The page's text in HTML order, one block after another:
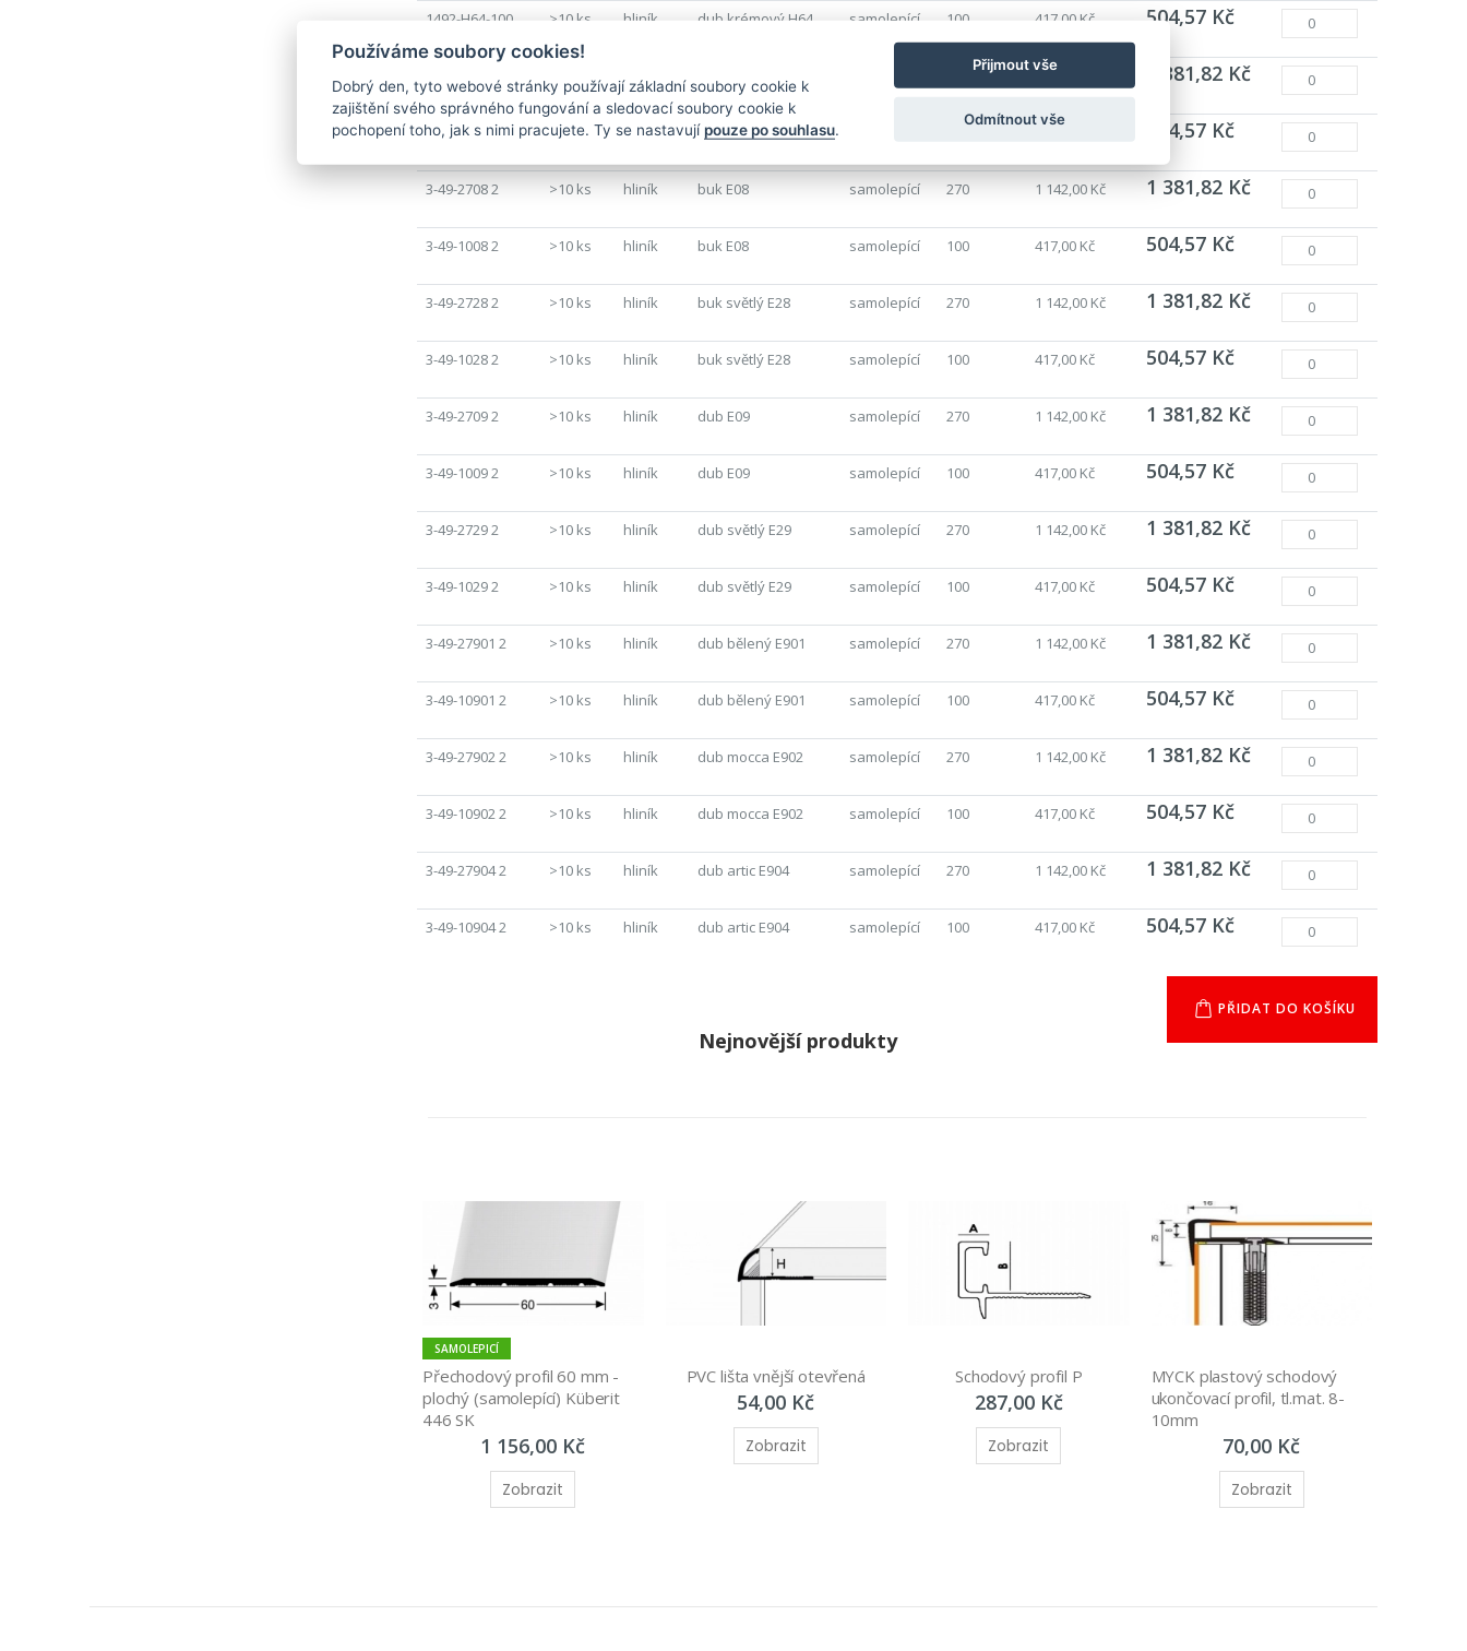
1492-H64-100 >10 ks hliník dub krémový H64 samolepící 100 417,00 Kč 504,57 Kč
1492-P301-270 >10 ks hliník 1 142,00 Kč 1 381,82 Kč
1492-P301-100 >10 ks hliník dub drásaný P301 504,57 Kč
3-49-2708 2 >10 ks hliník buk E08 samolepící 270 1 142,00 Kč 1 381,82 Kč
3-49-1008 2 >10 ks hliník buk E08 samolepící 100 417,00 Kč 504,57 Kč
3-49-2728 2 >10 ks hliník buk světlý E28 samolepící 270 1 142,00 Kč 1 381,82 Kč
3-49-1028 2 >10 ks hliník buk světlý E28 samolepící 100 417,00 Kč 504,57 Kč
3-49-2709 2 >10 ks hliník dub E09 samolepící 270 1 142,00 Kč 1 381,82 Kč
3-49-1009 2 >10 ks hliník dub E09 samolepící 100 417,00 Kč 504,57 Kč
3-49-2729 2 >10 ks hliník dub světlý E29 samolepící 270 1 142,00 Kč 1 381,82 Kč
3-49-1029 2 >10 ks hliník dub světlý E29 samolepící 100 417,00 Kč 504,57 Kč
3-49-27901 2 >10 ks hliník dub bělený E901 samolepící 270 1 142,00 Kč 1 381,82 Kč
3-49-10901 2 >10 ks hliník dub bělený E901 samolepící 100 417,00 Kč 504,57 Kč
3-49-27902 2 >10 ks hliník dub mocca E902 samolepící 270 1 142,00 Kč 1 381,82 Kč
3-49-10902 2 >10 ks hliník dub mocca E902 samolepící 100 417,00 Kč 504,57 Kč
3-49-27904 2 >10 ks hliník dub artic E904 samolepící 270 1 142,00 Kč 1 381,82 Kč
3-49-10904 2 >10 ks hliník dub artic E904 samolepící 100 417,00 Kč 504,57 Kč
PŘIDAT DO KOŠÍKU
Nejnovější produkty
SAMOLEPICÍ
Přechodový profil 60 mm -
plochý (samolepící) Küberit
446 SK
1 156,00 Kč
Zobrazit
PVC lišta vnější otevřená
54,00 Kč
Zobrazit
Schodový profil P
287,00 Kč
Zobrazit
MYCK plastový schodový
ukončovací profil, tl.mat. 8-
10mm
70,00 Kč
Zobrazit
Používáme soubory cookies!
Dobrý den, tyto webové stránky používají základní soubory cookie k
zajištění svého správného fungování a sledovací soubory cookie k
pochopení toho, jak s nimi pracujete. Ty se nastavují pouze po souhlasu.
Přijmout vše
Odmítnout vše